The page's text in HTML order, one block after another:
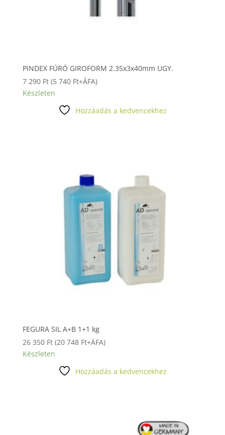
PINDEX FÚRÓ GIROFORM 2.35x3x40mm UGY.
7 290 Ft (5 740 Ft+ÁFA)
Készleten
Hozzáadás a kedvencekhez
FEGURA SIL A+B 1+1 kg
26 350 Ft (20 748 Ft+ÁFA)
Készleten
Hozzáadás a kedvencekhez